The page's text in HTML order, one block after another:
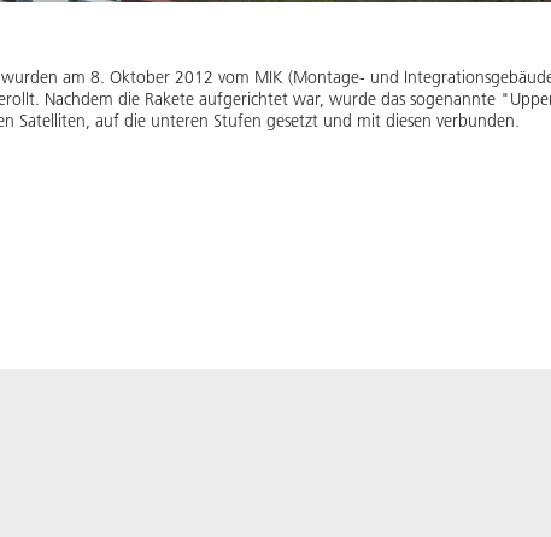
am 8. Oktober 2012 vom MIK (Montage- und
Nachdem die Rakete aufgerichtet war, wurde das sogenannte
Satelliten, auf die unteren Stufen gesetzt und mit diesen verbunden.